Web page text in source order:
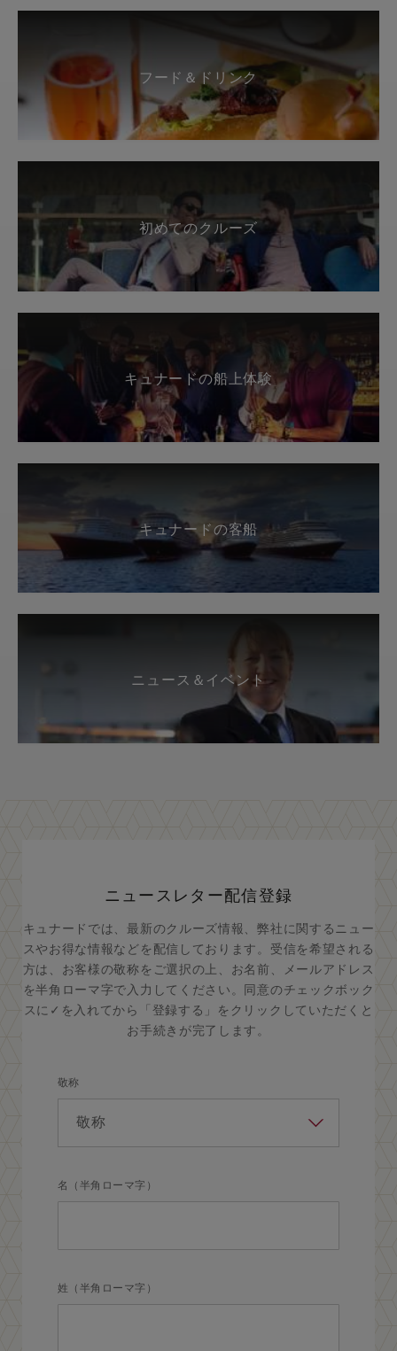
フード＆ドリンク
初めてのクルーズ
キュナードの船上体験
キュナードの客船
ニュース＆イベント
ニュースレター配信登録
キュナードでは、最新のクルーズ情報、弊社に関するニュー
スやお得な情報などを配信しております。受信を希望される
方は、お客様の敬称をご選択の上、お名前、メールアドレス
を半角ローマ字で入力してください。同意のチェックボック
スに✓を入れてから「登録する」をクリックしていただくと
お手続きが完了します。
敬称
名（半角ローマ字）
姓（半角ローマ字）